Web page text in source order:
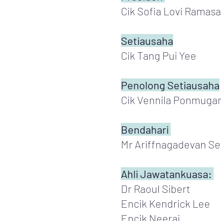
Cik Sofia Lovi
Setiausaha
Cik Tang Pui Yee
Penolong Setiausaha
Cik Vennila
Bendahari
Mr Ariffnagadevan
Ahli Jawatankuasa:
Dr Raoul Sibert
Encik Kendrick Lee
Encik Neeraj